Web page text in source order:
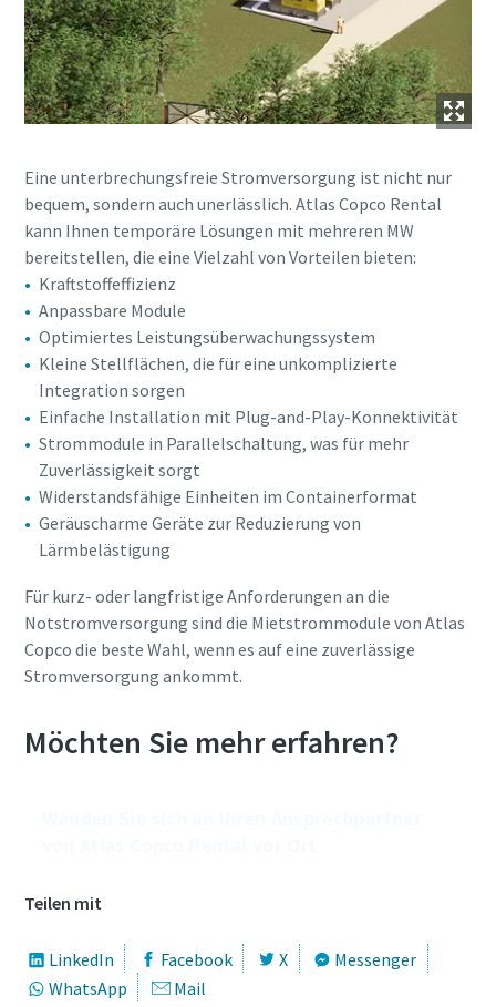
Eine unterbrechungsfreie Stromversorgung ist nicht nur
bequem, sondern auch unerlässlich. Atlas Copco Rental
kann Ihnen temporäre Lösungen mit mehreren MW
bereitstellen, die eine Vielzahl von Vorteilen bieten:
Kraftstoffeffizienz
Anpassbare Module
Optimiertes Leistungsüberwachungssystem
Kleine Stellflächen, die für eine unkomplizierte
Integration sorgen
Einfache Installation mit Plug-and-Play-Konnektivität
Strommodule in Parallelschaltung, was für mehr
Zuverlässigkeit sorgt
Widerstandsfähige Einheiten im Containerformat
Geräuscharme Geräte zur Reduzierung von
Lärmbelästigung
Für kurz- oder langfristige Anforderungen an die
Notstromversorgung sind die Mietstrommodule von Atlas
Copco die beste Wahl, wenn es auf eine zuverlässige
Stromversorgung ankommt.
Möchten Sie mehr erfahren?
Teilen mit
LinkedIn Facebook X
Messenger
WhatsApp
Mail